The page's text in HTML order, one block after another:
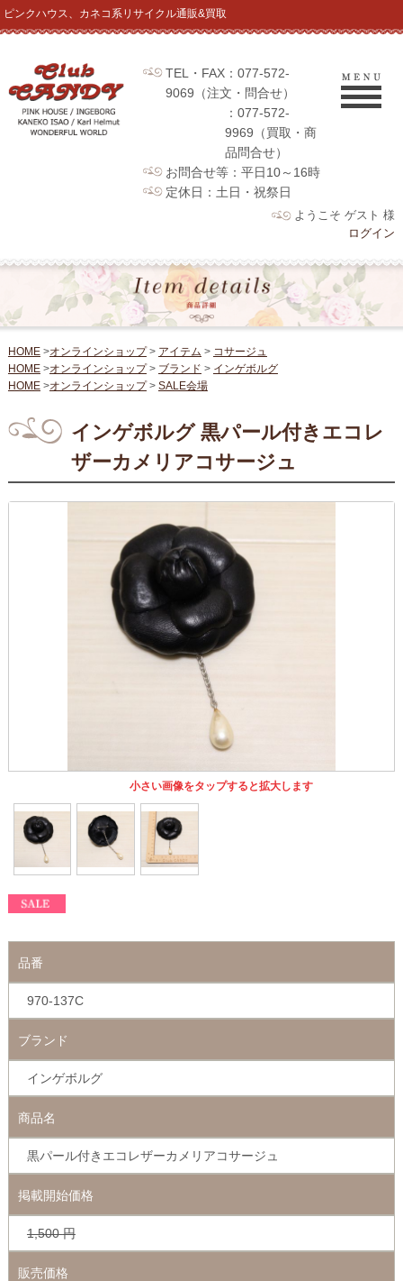
ピンクハウス、カネコ系リサイクル通販&買取
TEL・FAX：077-572-
9069（注文・問合せ）
：077-572-
9969（買取・商
品問合せ）
お問合せ等：平日10～16時
定休日：土日・祝祭日
ようこそ ゲスト 様
ログイン
HOME>オンラインショップ> アイテム > コサージュ
HOME>オンラインショップ> ブランド > インゲボルグ
HOME>オンラインショップ> SALE会場
インゲボルグ 黒パール付きエコレ
ザーカメリアコサージュ
小さい画像をタップすると拡大します
品番
970-137C
ブランド
インゲボルグ
商品名
黒パール付きエコレザーカメリアコサージュ
掲載開始価格
1,500 円
販売価格